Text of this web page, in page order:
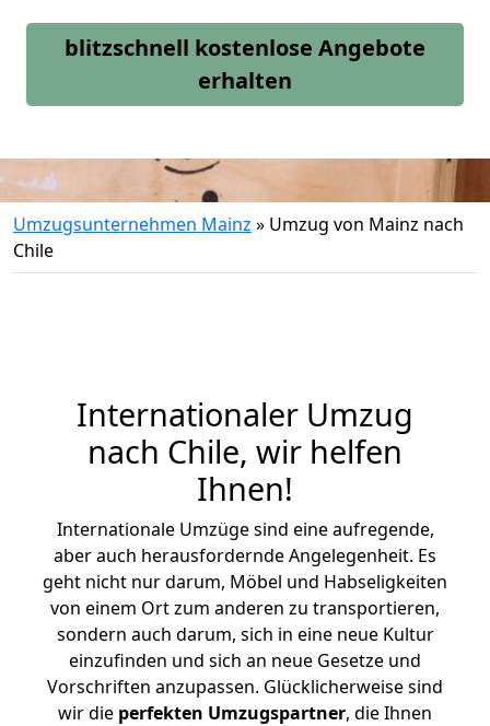
blitzschnell kostenlose Angebote
erhalten
Umzugsunternehmen Mainz » Umzug von Mainz nach
Chile
Internationaler Umzug
nach Chile, wir helfen
Ihnen!
Internationale Umzüge sind eine aufregende,
aber auch herausfordernde Angelegenheit. Es
geht nicht nur darum, Möbel und Habseligkeiten
von einem Ort zum anderen zu transportieren,
sondern auch darum, sich in eine neue Kultur
einzufinden und sich an neue Gesetze und
Vorschriften anzupassen. Glücklicherweise sind
wir die perfekten Umzugspartner, die Ihnen